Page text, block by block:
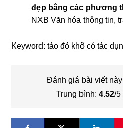
đẹp bằng các phương
NXB Văn hóa thông tin,
Keyword: táo đỏ khô có tác
Đánh giá bài viết
Trung bình: 4.52/5